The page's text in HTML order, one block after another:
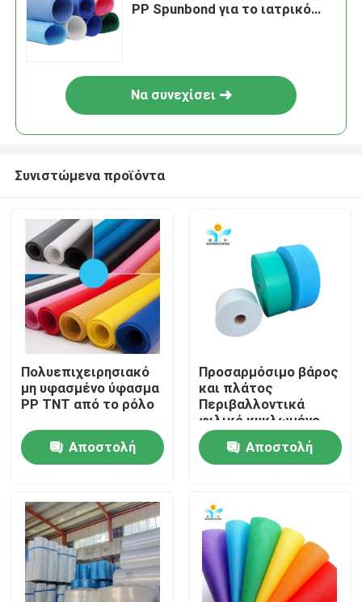
Προϊόντα
Περίπου εμείς
PP Spunbond για το ιατρικό
Να συνεχίσει
Συνιστώμενα προϊόντα
Πολυεπιχειρησιακό
μη υφασμένο ύφασμα
PP TNT από το ρόλο
Αποστολή
Προσαρμόσιμο βάρος
και πλάτος
Περιβαλλοντικά
φιλικό κυκλωμένο
PP TNT μη υφαντικό
ρόλο
Αποστολή